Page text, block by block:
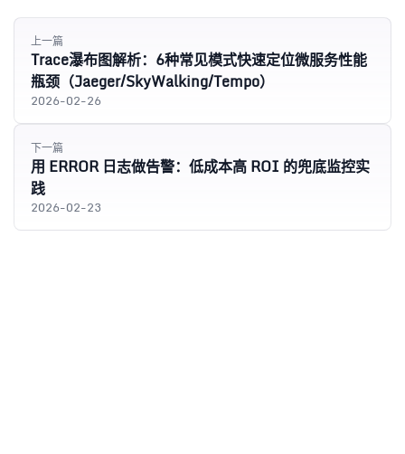
上一篇
Trace瀑布图解析：6种常见模式快速定位微服务性能
瓶颈（Jaeger/SkyWalking/Tempo）
2026-02-26
下一篇
用 ERROR 日志做告警：低成本高 ROI 的兜底监控实
践
2026-02-23